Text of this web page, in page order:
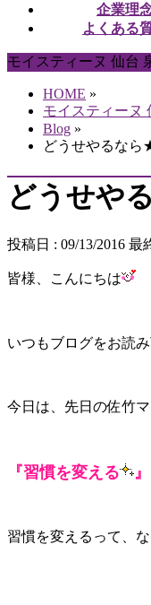
企業理
よくある
モイスティーヌ 仙台
HOME »
モイスティーヌ
Blog »
どうせやるな
どうせや
投稿日 : 09/13/2016 最
皆様、こんにちは
いつもブログをお読
今日は、先日の佐竹
『習慣を変える
習慣を変えるって、